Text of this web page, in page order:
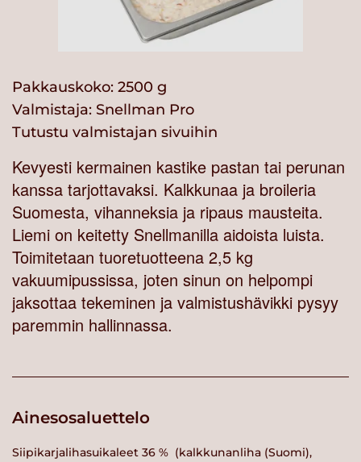
Pakkauskoko: 2500 g
Valmistaja: Snellman Pro
Tutustu valmistajan sivuihin
Kevyesti kermainen kastike pastan tai perunan
kanssa tarjottavaksi. Kalkkunaa ja broileria
Suomesta, vihanneksia ja ripaus mausteita.
Liemi on keitetty Snellmanilla aidoista luista.
Toimitetaan tuoretuotteena 2,5 kg
vakuumipussissa, joten sinun on helpompi
jaksottaa tekeminen ja valmistushävikki pysyy
paremmin hallinnassa.
Ainesosaluettelo
Siipikarjalihasuikaleet 36 % (kalkkunanliha (Suomi),